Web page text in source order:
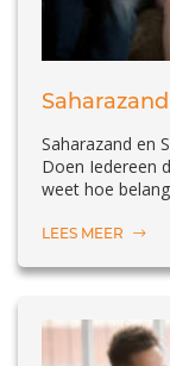
Saharazand en
Doen Iedereen
weet hoe
LEES MEER